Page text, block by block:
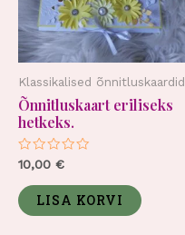
Klassikalised õnnitluskaardid
Õnnitluskaart eriliseks
hetkeks.
Hinnanguga
5
10,00 €
LISA KORVI